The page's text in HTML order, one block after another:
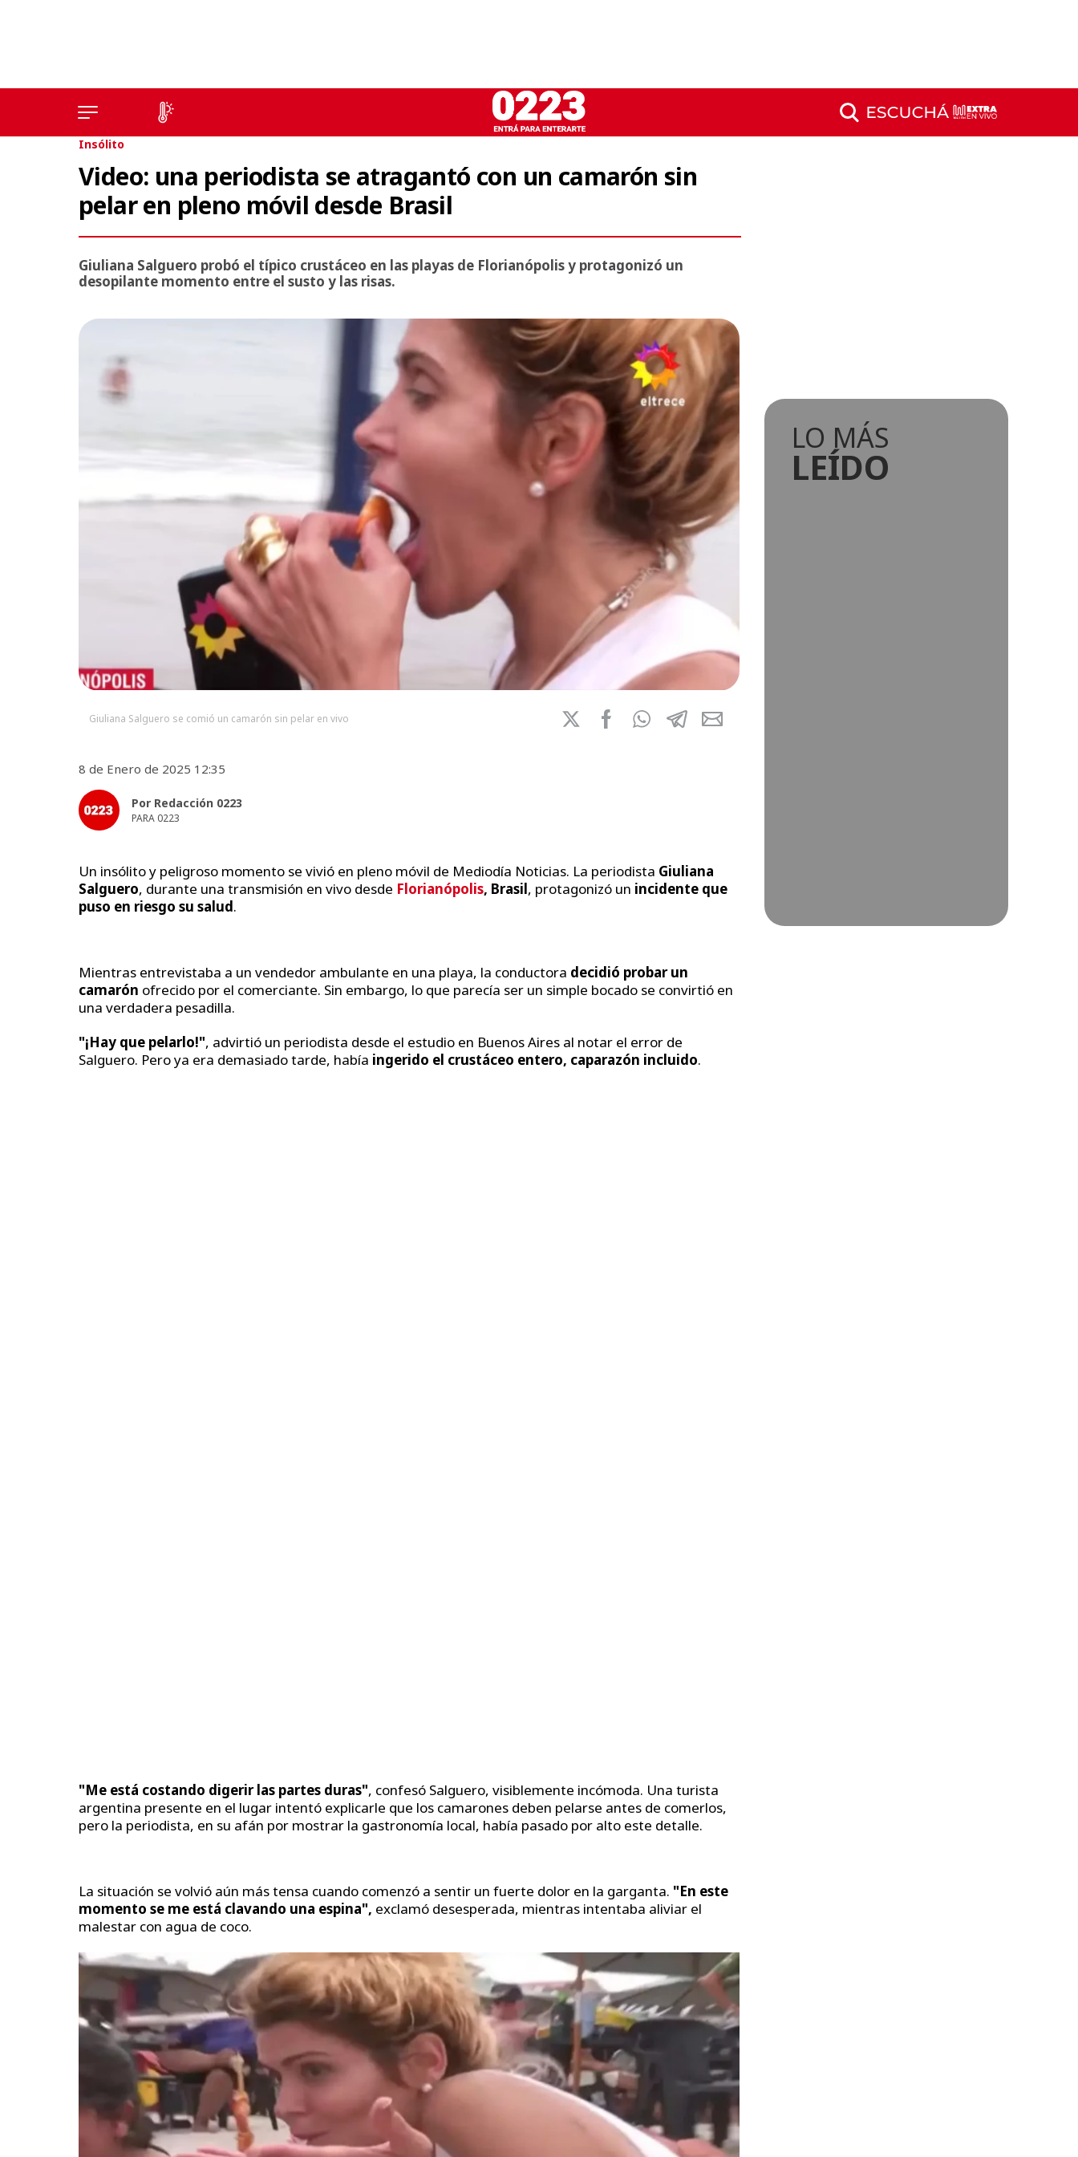
Insólito
Video: una periodista se atragantó con un camarón sin
pelar en pleno móvil desde Brasil
Giuliana Salguero probó el típico crustáceo en las playas de Florianópolis y protagonizó un
desopilante momento entre el susto y las risas.
Giuliana Salguero se comió un camarón sin pelar en vivo
8 de Enero de 2025 12:35
Por Redacción 0223
PARA 0223
Un insólito y peligroso momento se vivió en pleno móvil de Mediodía Noticias. La periodista Giuliana
Salguero, durante una transmisión en vivo desde Florianópolis, Brasil, protagonizó un incidente que
puso en riesgo su salud.
Mientras entrevistaba a un vendedor ambulante en una playa, la conductora decidió probar un
camarón ofrecido por el comerciante. Sin embargo, lo que parecía ser un simple bocado se convirtió en
una verdadera pesadilla.
"¡Hay que pelarlo!", advirtió un periodista desde el estudio en Buenos Aires al notar el error de
Salguero. Pero ya era demasiado tarde, había ingerido el crustáceo entero, caparazón incluido.
"Me está costando digerir las partes duras", confesó Salguero, visiblemente incómoda. Una turista
argentina presente en el lugar intentó explicarle que los camarones deben pelarse antes de comerlos,
pero la periodista, en su afán por mostrar la gastronomía local, había pasado por alto este detalle.
La situación se volvió aún más tensa cuando comenzó a sentir un fuerte dolor en la garganta. "En este
momento se me está clavando una espina", exclamó desesperada, mientras intentaba aliviar el
malestar con agua de coco.
LO MÁS
LEÍDO